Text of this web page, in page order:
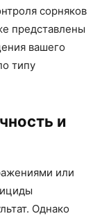
сорняков
представлены
вашего
типу
и
или
Однако